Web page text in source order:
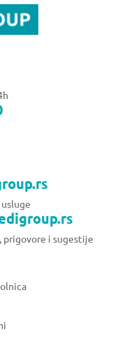
prigovore i sugestije